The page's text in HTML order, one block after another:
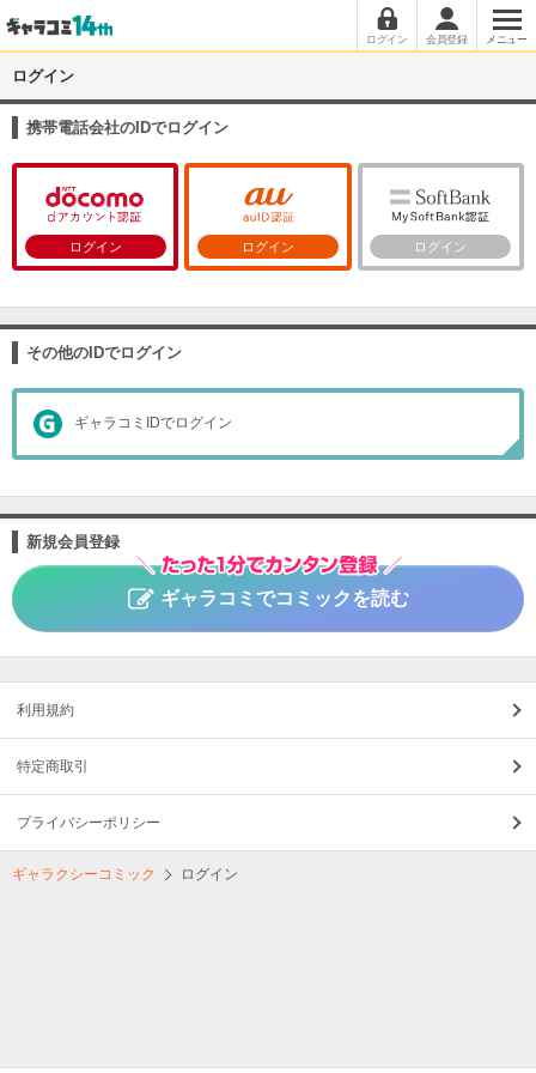
ログイン 会員登録 メニュー
ログイン
携帯電話会社のIDでログイン
ログイン ログイン ログイン
その他のIDでログイン
ギャラコミIDでログイン
新規会員登録
ギャラコミでコミックを読む
利用規約
特定商取引
プライバシーポリシー
ギャラクシーコミック ログイン